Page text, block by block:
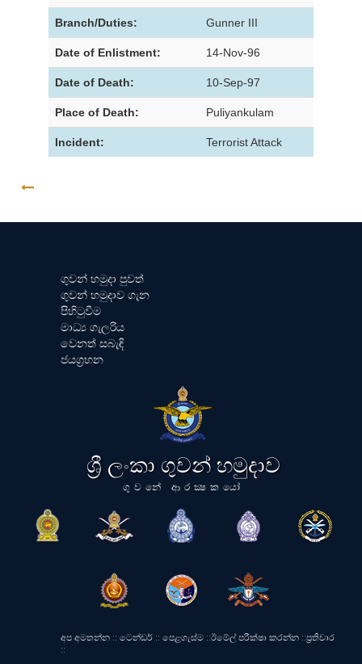
Branch/Duties: Gunner III
Date of Enlistment: 14-Nov-96
Date of Death: 10-Sep-97
Place of Death: Puliyankulam
Incident: Terrorist Attack
ගුවන් හමුදා පුවත්
ගුවන් හමුදාව ගැන
පිහිටුවීම
මාධ්‍ය ගැලරිය
වෙනත් සබැඳි
ජයග්‍රහන
ශ්‍රී ලංකා ගුවන් හමුදාව
ගුවනේ ආරක්‍ෂකයෝ
අප අමතන්න :: ටෙන්ඩර් :: පෙළගැස්ම ::ඊමේල් පරීක්ෂා කරන්න ::ප්‍රතිචාර
::